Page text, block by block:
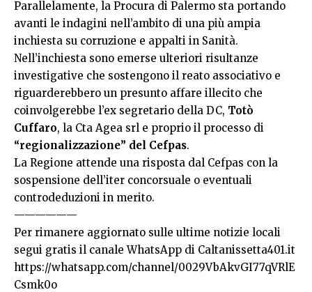
Parallelamente, la Procura di Palermo sta portando
avanti le indagini nell’ambito di una più ampia
inchiesta su corruzione e appalti in Sanità.
Nell’inchiesta sono emerse ulteriori risultanze
investigative che sostengono il reato associativo e
riguarderebbero un presunto affare illecito che
coinvolgerebbe l’ex segretario della DC, Totò
Cuffaro, la Cta Agea srl e proprio il processo di
“regionalizzazione” del Cefpas.
La Regione attende una risposta dal Cefpas con la
sospensione dell’iter concorsuale o eventuali
controdeduzioni in merito.
——————
Per rimanere aggiornato sulle ultime notizie locali
segui gratis il canale WhatsApp di Caltanissetta401.it
https://whatsapp.com/channel/0029VbAkvGI77qVRlE
Csmk0o